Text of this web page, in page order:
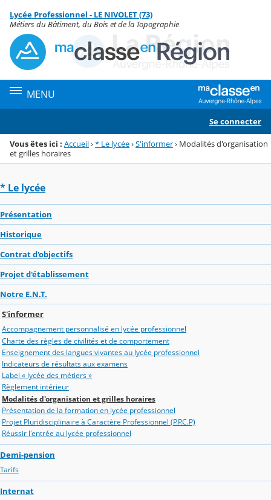
Menu de la rubrique
Contenu
Lycée Professionnel - LE NIVOLET (73)
Métiers du Bâtiment, du Bois et de la Topographie
MENU
Se connecter
Vous êtes ici : Accueil›* Le lycée›S'informer› Modalités d'organisation
et grilles horaires
* Le lycée
Présentation
Historique
Contrat d'objectifs
Projet d'établissement
Notre E.N.T.
S'informer
Accompagnement personnalisé en lycée professionnel
Charte des règles de civilités et de comportement
Enseignement des langues vivantes au lycée professionnel
Indicateurs de résultats aux examens
Label « lycée des métiers »
Règlement intérieur
Modalités d'organisation et grilles horaires
Présentation de la formation en lycée professionnel
Projet Pluridisciplinaire à Caractère Professionnel (P.P.C.P)
Réussir l'entrée au lycée professionnel
Demi-pension
Tarifs
Internat